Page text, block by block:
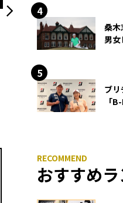
桑木
男女
ブリ
「
おすすめ